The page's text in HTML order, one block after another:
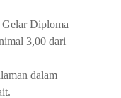
Diploma
3,00 dari
dalam